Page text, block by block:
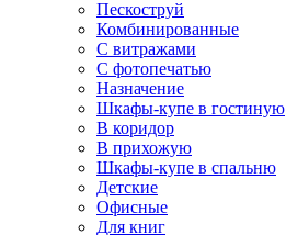
Пескоструй
Комбинированные
С витражами
С фотопечатью
Назначение
Шкафы-купе в гостиную
В коридор
В прихожую
Шкафы-купе в спальню
Детские
Офисные
Для книг